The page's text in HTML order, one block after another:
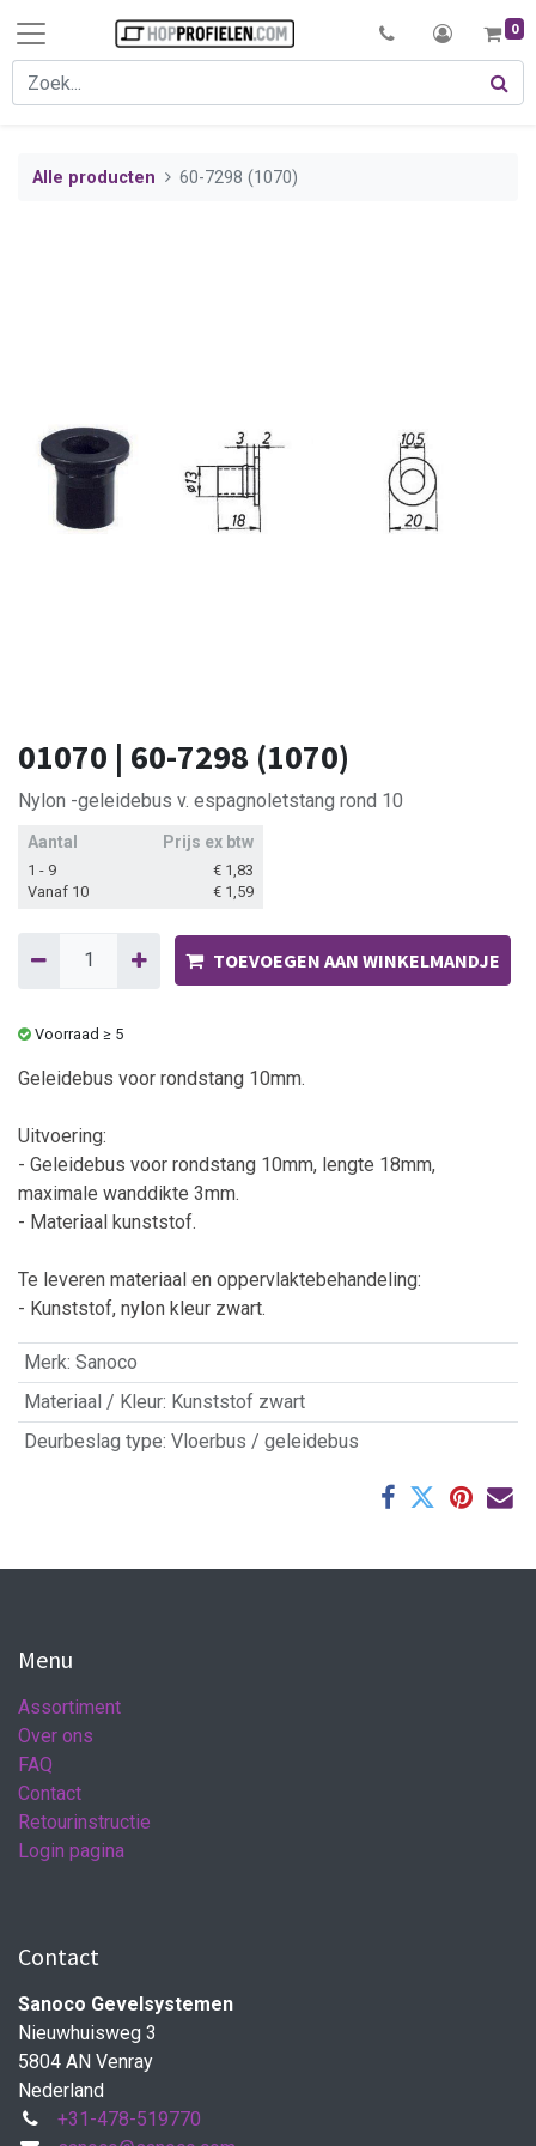
0
Alle producten 60-7298 (1070)
01070 | 60-7298 (1070)
Nylon -geleidebus v. espagnoletstang rond 10
Aantal Prijs ex btw
1 - 9 € 1,83
Vanaf 10
€ 1,59
TOEVOEGEN AAN WINKELMANDJE
Voorraad ≥ 5
Geleidebus voor rondstang 10mm.
Uitvoering:
- Geleidebus voor rondstang 10mm, lengte 18mm,
maximale wanddikte 3mm.
- Materiaal kunststof.
Te leveren materiaal en oppervlaktebehandeling:
- Kunststof, nylon kleur zwart.
Merk: Sanoco
Materiaal / Kleur: Kunststof zwart
Deurbeslag type: Vloerbus / geleidebus
Menu
Assortiment
Over ons
FAQ
Contact
Retourinstructie
Login pagina
Contact
Sanoco Gevelsystemen
Nieuwhuisweg 3
5804 AN Venray
Nederland
+31-478-519770